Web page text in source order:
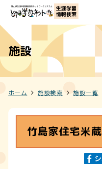
施設
ホーム 施設検索 施設一覧
竹島家住宅米蔵